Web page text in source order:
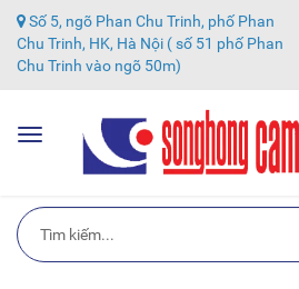
Số 5, ngõ Phan Chu Trinh, phố Phan
Chu Trinh, HK, Hà Nội ( số 51 phố Phan
Chu Trinh vào ngõ 50m)
Toggle
navigation